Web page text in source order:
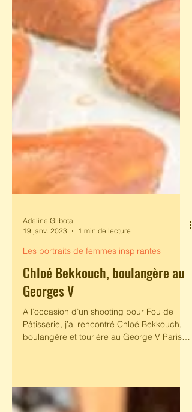
Adeline Glibota
19 janv. 2023
1 min de lecture
Les portraits de femmes inspirantes
Chloé Bekkouch, boulangère au
Georges V
Pâtisserie, j’ai rencontré Chloé Bekkouch,
boulangère et tourière au George V Paris,
dans l’équipe...